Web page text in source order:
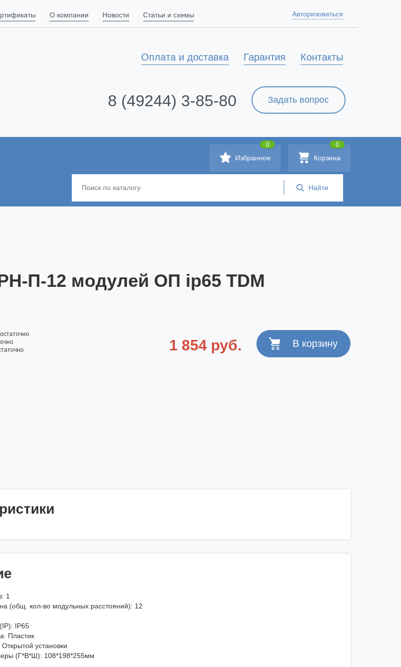
О компании Новости Статьи и схемы Авторизоваться
Контакты
Гарантия
Оплата и доставка
Задать вопрос
8 (49244) 3-85-80
Корзина
0
Избранное
0
П-12 модулей ОП ip65 TDM
1 854 руб.
1
(общ. кол-во модульных расстояний): 12
IP65
Пластик
установки
(Г*В*Ш): 108*198*255мм